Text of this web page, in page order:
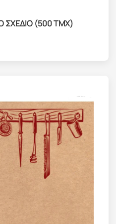
ΣΧΕΔΙΟ (500 ΤΜΧ)